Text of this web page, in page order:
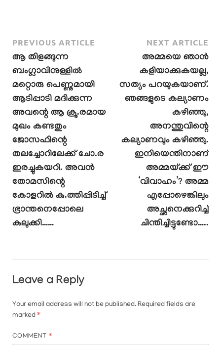
PREVIOUS ARTICLE
ആ തിളങ്ങുന്ന
ബംഗ്ലാവിനുള്ളിൽ
മറ്റൊരു പെണ്ണുമായി
ആടിപ്പാടി മദിക്കുന്ന
അവന്റെ ആ ക്രൂ.രമായ
മുഖം കണ്ടതും
ജോസഫിന്റെ
തലച്ചോറിലേക്ക് ചോ.ര
ഇരച്ചുകയറി. അവൻ
തോമസിന്റെ
കോളറിൽ കു.ത്തിപ്പിടിച്ച്
ഭ്രാന്തനെപ്പോലെ
കുലുക്കി……
NEXT ARTICLE
അമ്മയെ ഞാൻ
കളിയാക്കുകയല്ല,
സത്യം പറയുകയാണ്.
ഞങ്ങളുടെ കല്യാണം
കഴിഞ്ഞു,
അനന്തുവിന്റെ
കല്യാണവും കഴിഞ്ഞു.
ഇനിയെന്തിനാണ്
അമ്മയ്ക്ക് ഈ
‘വിവാഹം’? അമ്മ
എപ്പോഴെങ്കിലും
അച്ഛനെക്കുറിച്ച്
ചിന്തിച്ചിട്ടുണ്ടോ…..
Leave a Reply
Your email address will not be published. Required fields are
marked *
COMMENT*